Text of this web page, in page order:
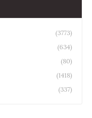
(3773)
(634)
(80)
(1418)
(337)